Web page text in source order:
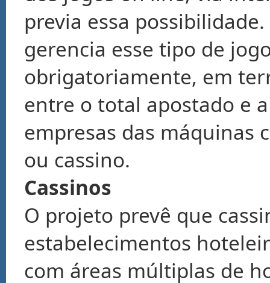
previa essa
gerencia esse tipo de
obrigatoriamente, em
entre o total apostado e
empresas das máquinas
ou cassino.
Cassinos
O projeto prevê que
estabelecimentos
com áreas múltiplas de